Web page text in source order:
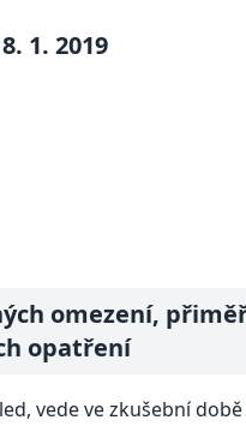
1. 2019
omezení,
opatření
vede ve zkušební